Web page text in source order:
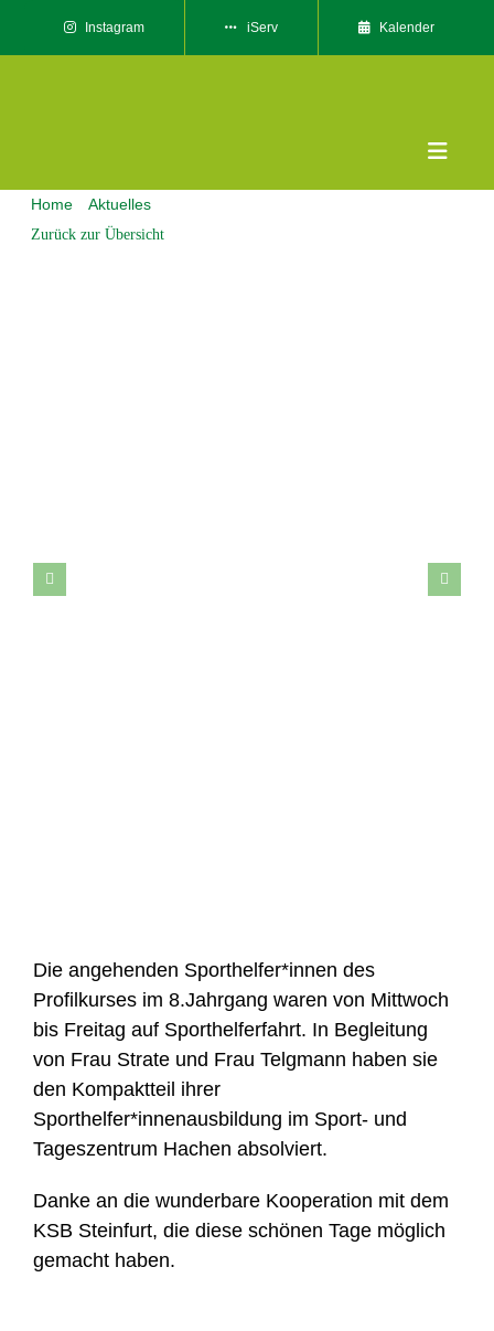
Instagram iServ Kalender
Toggle
Home Aktuelles
Zurück zur Übersicht
Die angehenden Sporthelfer*innen des
Profilkurses im 8.Jahrgang waren von Mittwoch
bis Freitag auf Sporthelferfahrt. In Begleitung
von Frau Strate und Frau Telgmann haben sie
den Kompaktteil ihrer
Sporthelfer*innenausbildung im Sport- und
Tageszentrum Hachen absolviert.
Danke an die wunderbare Kooperation mit dem
KSB Steinfurt, die diese schönen Tage möglich
gemacht haben.